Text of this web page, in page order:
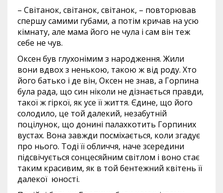
– Світанок, світанок, світанок, – повторював
спершу самими губами, а потім кричав на усю
кімнату, але мама його не чула і сам він теж
себе не чув.
Оксен був глухонімим з народження. Жили
вони вдвох з ненькою, такою ж від роду. Хто
його батько і де він, Оксен не знав, а Горпина
була рада, що син ніколи не дізнається правди,
такої ж гіркої, як усе її життя. Єдине, що його
солодило, це той далекий, незабутній
поцілунок, що донині палахкотить Горпиних
вустах. Вона завжди посміхається, коли згадує
про нього. Тоді її обличчя, наче зсередини
підсвічується сонцесяйним світлом і воно стає
таким красивим, як в той бентежний квітень її
далекої юності.